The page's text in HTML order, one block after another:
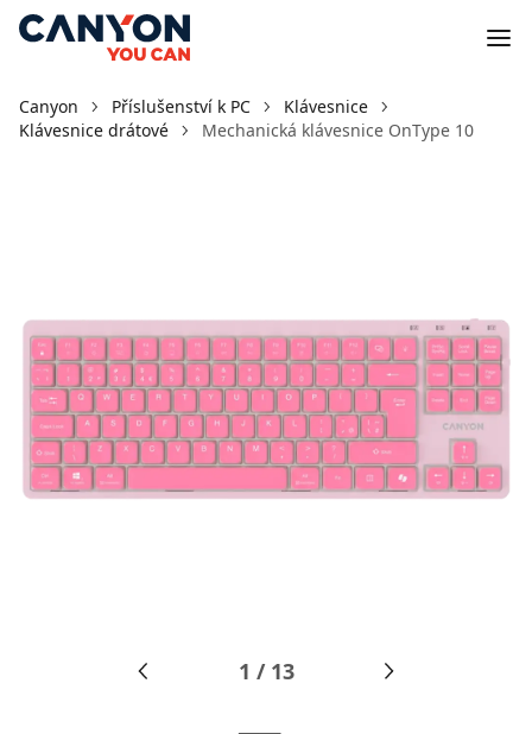
Canyon Příslušenství k PC
Klávesnice
Klávesnice drátové
Mechanická klávesnice OnType 10
1 / 13